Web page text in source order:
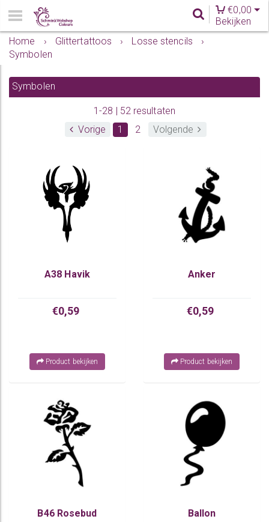
€0,00
Bekijken
Home
› Glittertattoos › Losse stencils
›
Symbolen
Symbolen
1-28 | 52 resultaten
Vorige
1 2 Volgende
A38 Havik
€0,59
Product bekijken
Anker
€0,59
Product bekijken
B46 Rosebud Ballon